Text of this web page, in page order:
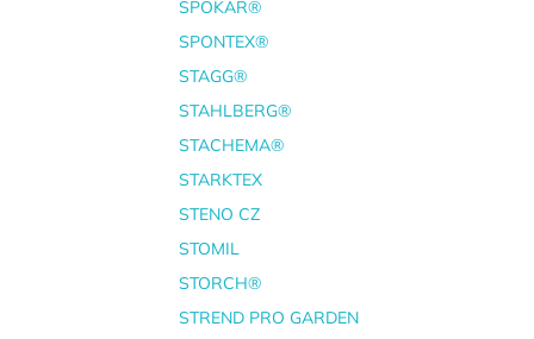
SPOKAR®
SPONTEX®
STAGG®
STAHLBERG®
STACHEMA®
STARKTEX
STENO CZ
STOMIL
STORCH®
STREND PRO GARDEN